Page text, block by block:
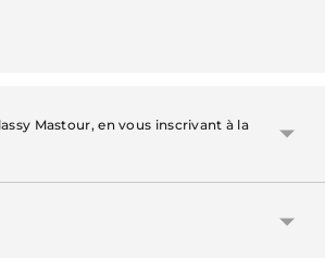
Mastour, en vous inscrivant à la